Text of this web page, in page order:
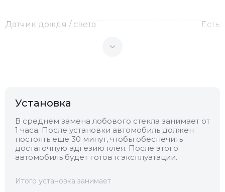
Датчик дождя / света Есть
Обогрев
Установка
В среднем замена лобового стекла занимает от
1 часа. После установки автомобиль должен
постоять еще 30 минут, чтобы обеспечить
достаточную адгезию клея. После этого
автомобиль будет готов к эксплуатации.
Итого установка занимает